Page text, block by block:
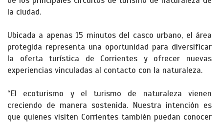
la ciudad.
Ubicada a apenas 15 minutos del casco urbano, el área
protegida representa una oportunidad para diversificar
la oferta turística de Corrientes y ofrecer nuevas
experiencias vinculadas al contacto con la naturaleza.
“El ecoturismo y el turismo de naturaleza vienen
creciendo de manera sostenida. Nuestra intención es
que quienes visiten Corrientes también puedan conocer